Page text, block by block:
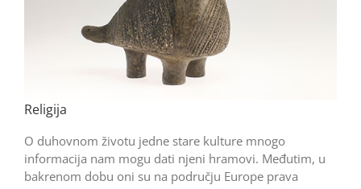
Religija
O duhovnom životu jedne stare kulture mnogo
informacija nam mogu dati njeni hramovi. Međutim, u
bakrenom dobu oni su na području Europe prava